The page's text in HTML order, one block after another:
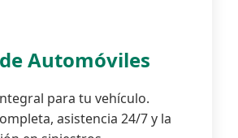
Automóviles
para tu vehículo.
asistencia 24/7 y la